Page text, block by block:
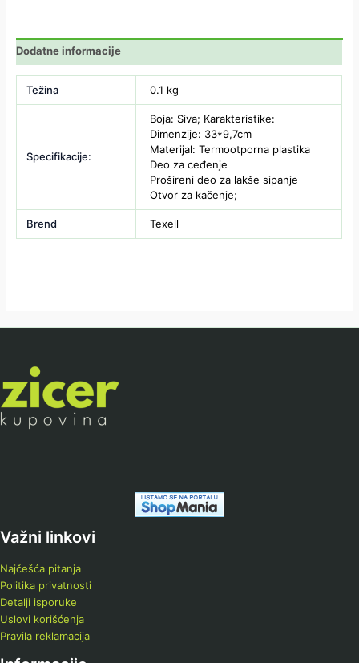
Dodatne informacije
Težina 0.1 kg
Specifikacije:
Boja: Siva; Karakteristike:
Dimenzije: 33*9,7cm
Materijal: Termootporna plastika
Deo za ceđenje
Prošireni deo za lakše sipanje
Otvor za kačenje;
Brend Texell
Važni linkovi
Najčešća pitanja
Politika privatnosti
Detalji isporuke
Uslovi korišćenja
Pravila reklamacija